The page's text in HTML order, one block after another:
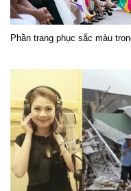
Phần trang phục sắc màu